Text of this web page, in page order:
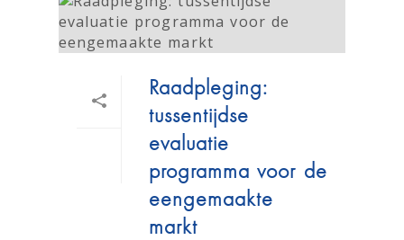
Raadpleging:
tussentijdse
evaluatie
programma voor de
eengemaakte
markt